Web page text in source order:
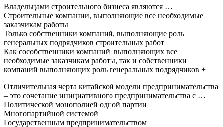
Владельцами строительного бизнеса являются …
Строительные компании, выполняющие все необходимые
заказчикам работы
Только собственники компаний, выполняющие роль
генеральных подрядчиков строительных работ
Как сособственники компаний, выполняющих все
необходимые заказчикам работы, так и собственники
компаний выполняющих роль генеральных подрядчиков +
Отличительная черта китайской модели предпринимательства
– это сочетание инициативного предпринимательства с …
Политической монополией одной партии
Многопартийной системой
Государственным предпринимательством